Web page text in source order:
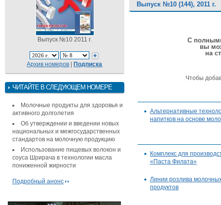
Выпуск №10 2011 г.
Архив номеров |Подписка
ЧИТАЙТЕ В СЛЕДУЮЩЕМ НОМЕРЕ
Молочные продукты для здоровья и
активного долголетия
Об утверждении и введении новых
национальных и межгосударственных
стандартов на молочную продукцию
Использование пищевых волокон и
соуса Шрирача в технологии масла
пониженной жирности
Подробный анонс
Выпуск №10 (144), 2011 г.
С
вы
на
Чтобы
Альтернативные
напитков на основе
Комплекс для
«Паста Филата»
Линии розлива
продуктов